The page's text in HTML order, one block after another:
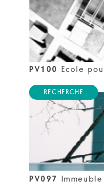
PV100 Ecole
PV097
RECHERCHE